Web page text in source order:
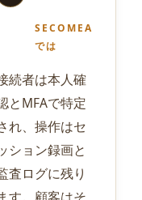
SECOMEA
では
続者は本人確
とMFAで特定
れ、操作はセ
ション録画と
査ログに残り
す。顧客はそ